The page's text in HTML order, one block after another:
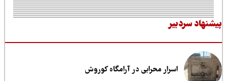
سردبیر
اسرار محرابی در آرامگاه کوروش